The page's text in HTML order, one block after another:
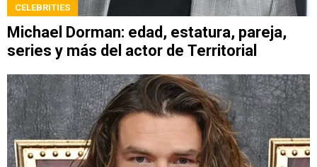
CELEBRITIES
Michael Dorman: edad, estatura, pareja,
series y más del actor de Territorial